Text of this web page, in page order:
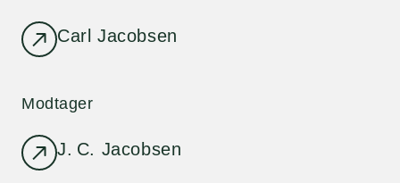
Carl Jacobsen
Modtager
J. C. Jacobsen